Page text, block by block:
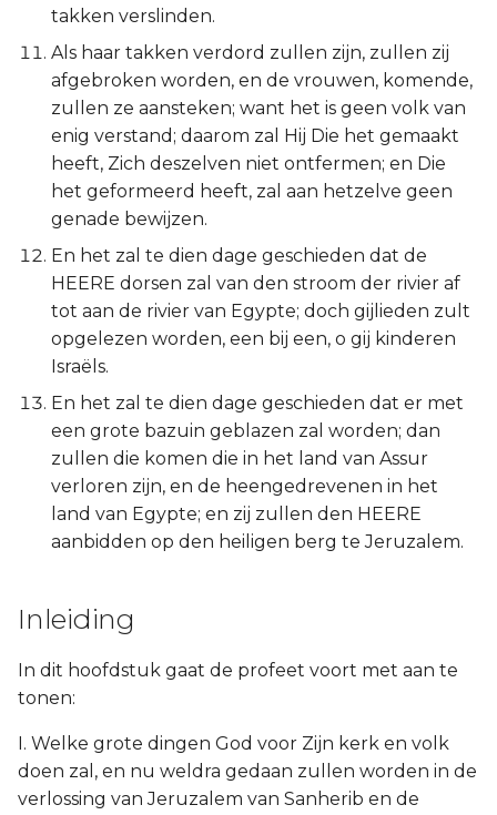
1 Johannes
2 Johannes
3 Johannes
Judas
Openbaring
takken verslinden.
Als haar takken verdord zullen zijn, zullen zij
afgebroken worden, en de vrouwen, komende,
zullen ze aansteken; want het is geen volk van
enig verstand; daarom zal Hij Die het gemaakt
heeft, Zich deszelven niet ontfermen; en Die
het geformeerd heeft, zal aan hetzelve geen
genade bewijzen.
En het zal te dien dage geschieden dat de
HEERE dorsen zal van den stroom der rivier af
tot aan de rivier van Egypte; doch gijlieden zult
opgelezen worden, een bij een, o gij kinderen
Israëls.
En het zal te dien dage geschieden dat er met
een grote bazuin geblazen zal worden; dan
zullen die komen die in het land van Assur
verloren zijn, en de heengedrevenen in het
land van Egypte; en zij zullen den HEERE
aanbidden op den heiligen berg te Jeruzalem.
Inleiding
In dit hoofdstuk gaat de profeet voort met aan te
tonen:
I. Welke grote dingen God voor Zijn kerk en volk
doen zal, en nu weldra gedaan zullen worden in de
verlossing van Jeruzalem van Sanherib en de